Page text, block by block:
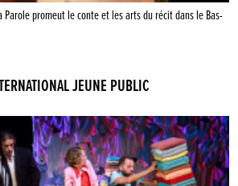
Parole promeut le conte et les arts du récit dans le Bas-
JEUNE PUBLIC